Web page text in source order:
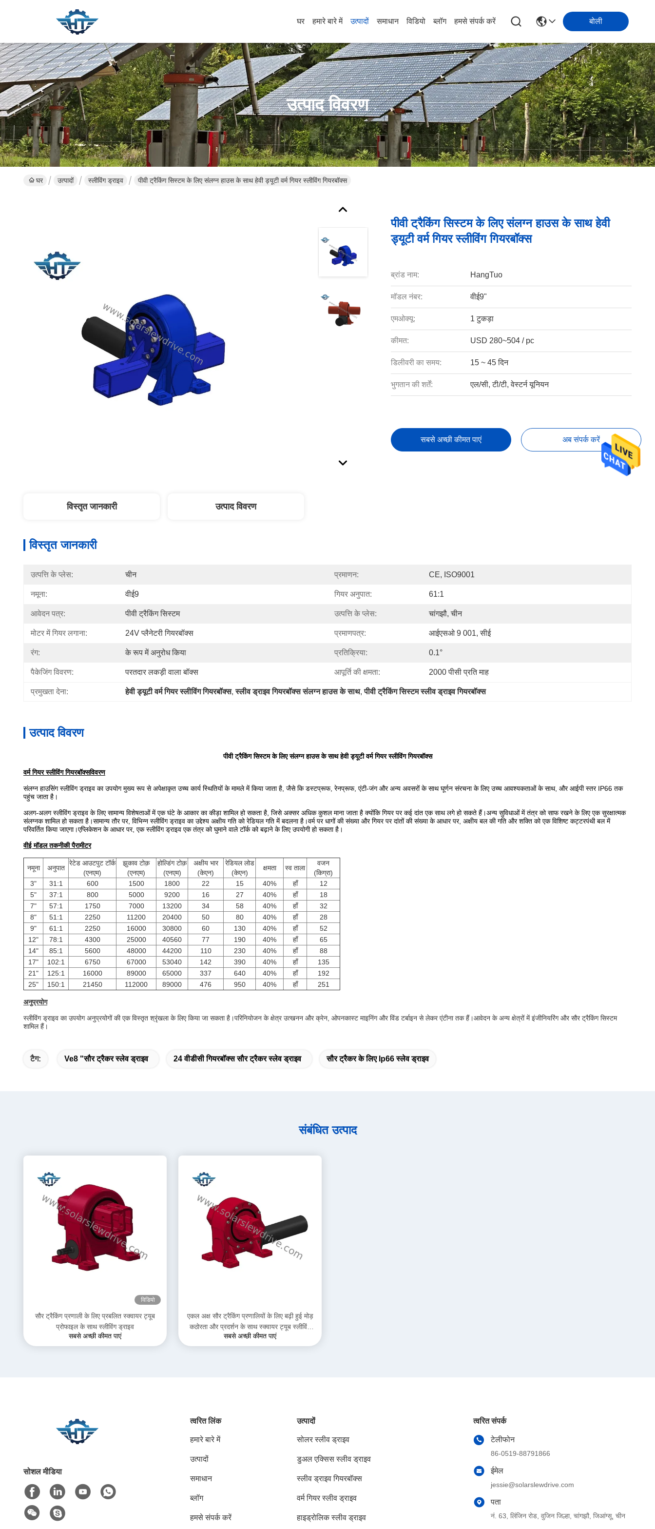
घर हमारे बारे में उत्पादों समाधान विडियो ब्लॉग हमसे संपर्क करें बोली
उत्पाद विवरण
घर उत्पादों स्लीविंग ड्राइव पीवी ट्रैकिंग सिस्टम के लिए संलग्न हाउस के साथ हेवी ड्यूटी वर्म गियर स्लीविंग गियरबॉक्स
पीवी ट्रैकिंग सिस्टम के लिए संलग्न हाउस के साथ हेवी
ड्यूटी वर्म गियर स्लीविंग गियरबॉक्स
ब्रांड नाम: HangTuo
मॉडल नंबर: वीई9"
एमओक्यू: 1 टुकड़ा
कीमत: USD 280~504 / pc
डिलीवरी का समय: 15 ~ 45 दिन
भुगतान की शर्तें: एल/सी, टी/टी, वेस्टर्न यूनियन
सबसे अच्छी कीमत पाएं अब संपर्क करें
विस्तृत जानकारी उत्पाद विवरण
विस्तृत जानकारी
उत्पत्ति के प्लेस: चीन प्रमाणन: CE, ISO9001
नमूना: वीई9 गियर अनुपात: 61:1
आवेदन पत्र: पीवी ट्रैकिंग सिस्टम उत्पत्ति के प्लेस: चांगझौ, चीन
मोटर में गियर लगाना: 24V प्लैनेटरी गियरबॉक्स प्रमाणपत्र: आईएसओ 9 001, सीई
रंग: के रूप में अनुरोध किया प्रतिक्रिया: 0.1°
पैकेजिंग विवरण: परतदार लकड़ी वाला बॉक्स आपूर्ति की क्षमता: 2000 पीसी प्रति माह
प्रमुखता देना: हेवी ड्यूटी वर्म गियर स्लीविंग गियरबॉक्स, स्लीव ड्राइव गियरबॉक्स संलग्न हाउस के साथ, पीवी ट्रैकिंग सिस्टम स्लीव ड्राइव गियरबॉक्स
उत्पाद विवरण
पीवी ट्रैकिंग सिस्टम के लिए संलग्न हाउस के साथ हेवी ड्यूटी वर्म गियर स्लीविंग गियरबॉक्स
वर्म गियर स्लीविंग गियरबॉक्सविवरण
संलग्न हाउसिंग स्लीविंग ड्राइव का उपयोग मुख्य रूप से अपेक्षाकृत उच्च कार्य स्थितियों के मामले में किया जाता है, जैसे कि डस्टप्रूफ, रेनप्रूफ, एंटी-जंग और अन्य अवसरों के साथ घूर्णन संरचना के लिए उच्च आवश्यकताओं के साथ, और आईपी स्तर IP66 तक
पहुंच जाता है।
अलग-अलग स्लीविंग ड्राइव के लिए सामान्य विशेषताओं में एक घंटे के आकार का कीड़ा शामिल हो सकता है, जिसे अक्सर अधिक कुशल माना जाता है क्योंकि गियर पर कई दांत एक साथ लगे हो सकते हैं।अन्य सुविधाओं में तंत्र को साफ रखने के लिए एक सुरक्षात्मक
संलग्नक शामिल हो सकता है।सामान्य तौर पर, विभिन्न स्लीविंग ड्राइव का उद्देश्य अक्षीय गति को रेडियल गति में बदलना है।वर्म पर धागों की संख्या और गियर पर दांतों की संख्या के आधार पर, अक्षीय बल की गति और शक्ति को एक विशिष्ट कट्टरपंथी बल में
परिवर्तित किया जाएगा।एप्लिकेशन के आधार पर, एक स्लीविंग ड्राइव एक तंत्र को घुमाने वाले टॉर्क को बढ़ाने के लिए उपयोगी हो सकता है।
वीई मॉडल तकनीकी पैरामीटर
नमूना अनुपात
रेटेड आउटपुट टॉर्क
(एनएम)
झुकाव टोक़
(एनएम)
होल्डिंग टोक़
(एनएम)
अक्षीय भार
(केएन)
रेडियल लोड
(केएन)
क्षमता स्व ताला
वजन
(किग्रा)
3"
31:1 600 1500 1800 22 15 40% हाँ
12
5"
37:1 800 5000 9200 16 27 40% हाँ
18
7"
57:1 1750 7000 13200 34 58 40% हाँ
32
8"
51:1 2250 11200 20400 50 80 40% हाँ
28
9"
61:1 2250 16000 30800 60 130 40% हाँ
52
12"
78:1 4300 25000 40560 77 190 40% हाँ
65
14"
85:1 5600 48000 44200 110 230 40% हाँ
88
17"
102:1 6750 67000 53040 142 390 40% हाँ
135
21"
125:1 16000 89000 65000 337 640 40% हाँ
192
25"
150:1 21450 112000 89000 476 950 40% हाँ 251
अनुप्रयोग
स्लीविंग ड्राइव का उपयोग अनुप्रयोगों की एक विस्तृत श्रृंखला के लिए किया जा सकता है।परिनियोजन के क्षेत्र उत्खनन और क्रेन, ओपनकास्ट माइनिंग और विंड टर्बाइन से लेकर एंटीना तक हैं।आवेदन के अन्य क्षेत्रों में इंजीनियरिंग और सौर ट्रैकिंग सिस्टम
शामिल हैं।
टैग: Ve8 "सौर ट्रैकर स्लेव ड्राइव 24 वीडीसी गियरबॉक्स सौर ट्रैकर स्लेव ड्राइव सौर ट्रैकर के लिए Ip66 स्लेव ड्राइव
संबंधित उत्पाद
विडियो
सौर ट्रैकिंग प्रणाली के लिए प्रबलित स्क्वायर ट्यूब
प्रोफाइल के साथ स्लीविंग ड्राइव
सबसे अच्छी कीमत पाएं
एकल अक्ष सौर ट्रैकिंग प्रणालियों के लिए बढ़ी हुई मोड़
कठोरता और प्रदर्शन के साथ स्क्वायर ट्यूब स्लीविंग
ड्राइव
सबसे अच्छी कीमत पाएं
सोशल मीडिया
त्वरित लिंक
हमारे बारे में
उत्पादों
समाधान
ब्लॉग
हमसे संपर्क करें
उत्पादों
सोलर स्लीव ड्राइव
डुअल एक्सिस स्लीव ड्राइव
स्लीव ड्राइव गियरबॉक्स
वर्म गियर स्लीव ड्राइव
हाइड्रोलिक स्लीव ड्राइव
त्वरित संपर्क
टेलीफोन
86-0519-88791866
ईमेल
jessie@solarslewdrive.com
पता
नं. 63, लिंजिन रोड, वुजिन जिल्हा, चांगझौ, जिआंग्सू, चीन